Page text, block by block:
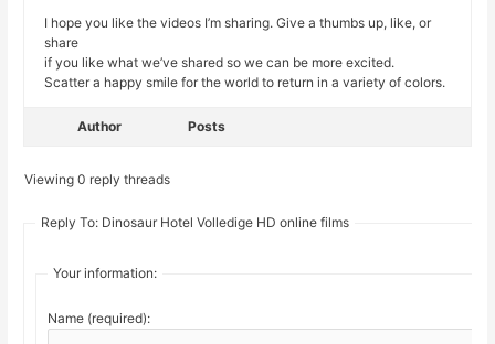
I hope you like the videos I’m sharing. Give a thumbs up, like, or
share
if you like what we’ve shared so we can be more excited.
Scatter a happy smile for the world to return in a variety of colors.
Author Posts
Viewing 0 reply threads
Reply To: Dinosaur Hotel Volledige HD online films
Your information:
Name (required):